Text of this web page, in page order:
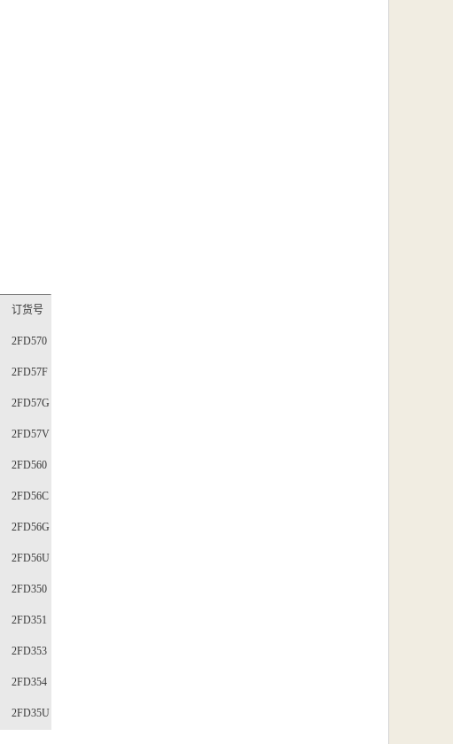
订货号
2FD570
2FD57F
2FD57G
2FD57V
2FD560
2FD56C
2FD56G
2FD56U
2FD350
2FD351
2FD353
2FD354
2FD35U